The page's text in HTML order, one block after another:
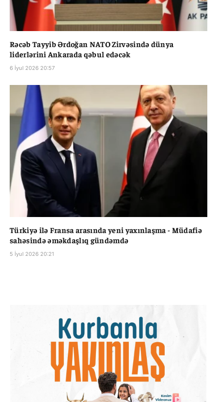
Rəcəb Tayyib Ərdoğan NATO Zirvəsində dünya
liderlərini Ankarada qəbul edəcək
6 İyul 2026 20:57
Türkiyə ilə Fransa arasında yeni yaxınlaşma - Müdafiə
sahəsində əməkdaşlıq gündəmdə
5 İyul 2026 20:21